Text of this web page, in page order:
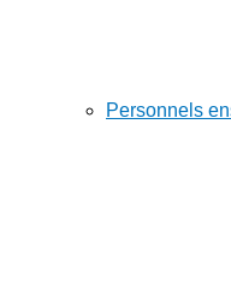
Personnels